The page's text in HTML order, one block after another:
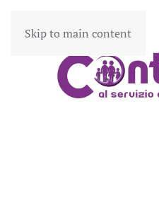
Skip to main content